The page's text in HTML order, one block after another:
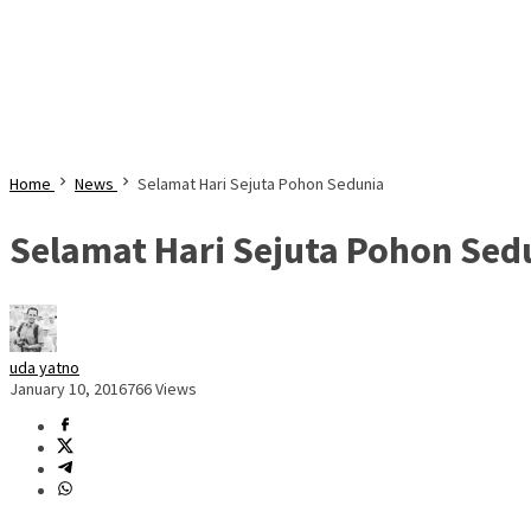
Home News Selamat Hari Sejuta Pohon Sedunia
Selamat Hari Sejuta Pohon
uda yatno
January 10, 2016766 Views